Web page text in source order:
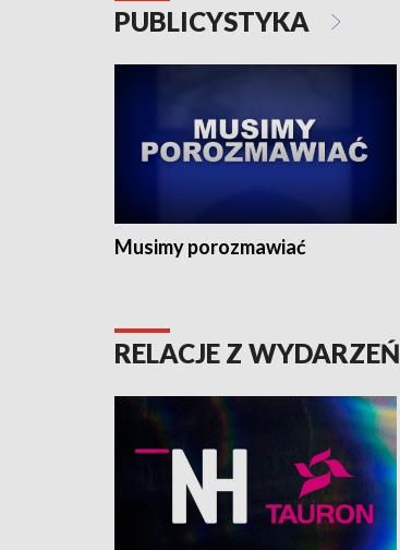
PUBLICYSTYKA
Musimy porozmawiać
RELACJE Z WYDARZEŃ